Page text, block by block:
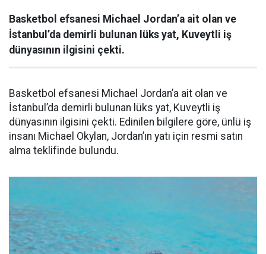
Basketbol efsanesi Michael Jordan’a ait olan ve
İstanbul’da demirli bulunan lüks yat, Kuveytli iş
dünyasının ilgisini çekti.
Basketbol efsanesi Michael Jordan’a ait olan ve
İstanbul’da demirli bulunan lüks yat, Kuveytli iş
dünyasının ilgisini çekti. Edinilen bilgilere göre, ünlü iş
insanı Michael Okylan, Jordan’ın yatı için resmi satın
alma teklifinde bulundu.